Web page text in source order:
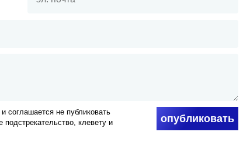
соглашается не публиковать
подстрекательство, клевету и
опубликовать